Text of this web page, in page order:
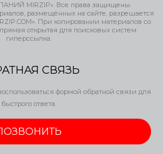
MIRZIP». Все права защищены.
размещённых на сайте, разрешается
При копировании материалов со
открытая для поисковых систем
гиперссылка.
СВЯЗЬ
формой обратной связи для
быстрого ответа.